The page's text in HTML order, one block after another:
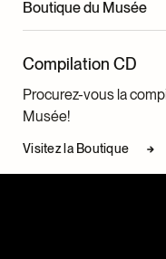
Boutique du Musée
Compilation CD
Procurez-vous la
Musée!
Visitez la Boutique